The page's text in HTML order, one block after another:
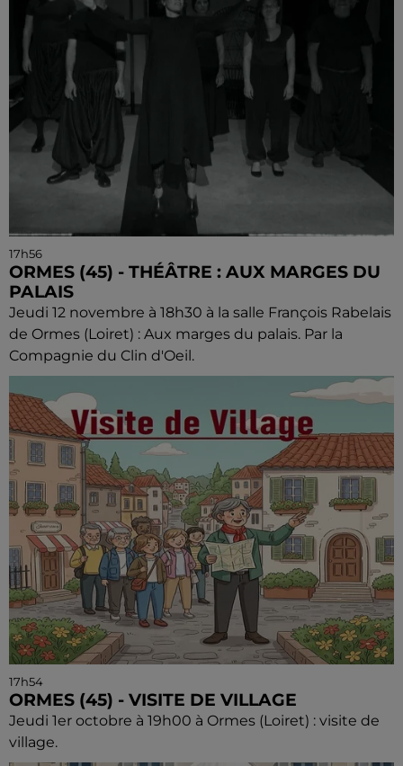
17h56
ORMES (45) - THÉÂTRE : AUX MARGES DU
PALAIS
Jeudi 12 novembre à 18h30 à la salle François Rabelais
de Ormes (Loiret) : Aux marges du palais. Par la
Compagnie du Clin d'Oeil.
17h54
ORMES (45) - VISITE DE VILLAGE
Jeudi 1er octobre à 19h00 à Ormes (Loiret) : visite de
village.